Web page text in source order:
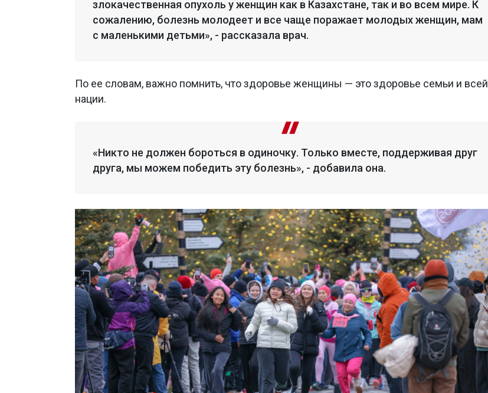
злокачественная опухоль у женщин как в Казахстане, так и во всем мире. К
сожалению, болезнь молодеет и все чаще поражает молодых женщин, мам
с маленькими детьми», - рассказала врач.
По ее словам, важно помнить, что здоровье женщины — это здоровье семьи и всей
нации.
«Никто не должен бороться в одиночку. Только вместе, поддерживая друг
друга, мы можем победить эту болезнь», - добавила она.